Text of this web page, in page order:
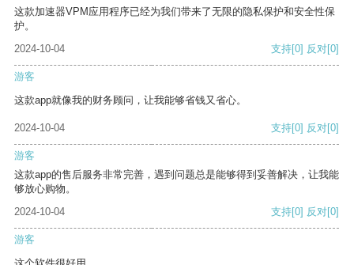
这款加速器VPM应用程序已经为我们带来了无限的隐私保护和安全性保
护。
2024-10-04
支持[0] 反对[0]
游客
这款app就像我的财务顾问，让我能够省钱又省心。
2024-10-04 支持[0] 反对[0]
游客
这款app的售后服务非常完善，遇到问题总是能够得到妥善解决，让我能
够放心购物。
2024-10-04
支持[0] 反对[0]
游客